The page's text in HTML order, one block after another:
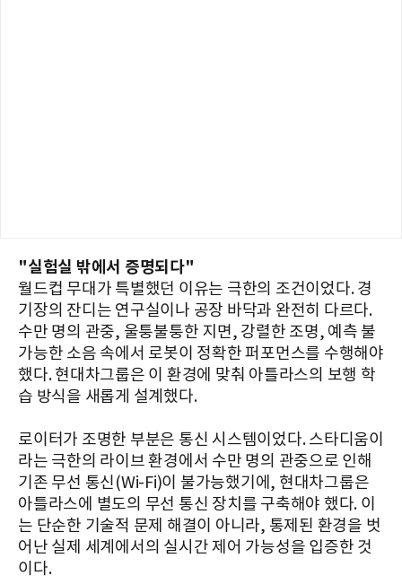
"실험실 밖에서 증명되다"
월드컵 무대가 특별했던 이유는 극한의 조건이었다. 경
기장의 잔디는 연구실이나 공장 바닥과 완전히 다르다.
수만 명의 관중, 울퉁불퉁한 지면, 강렬한 조명, 예측 불
가능한 소음 속에서 로봇이 정확한 퍼포먼스를 수행해야
했다. 현대차그룹은 이 환경에 맞춰 아틀라스의 보행 학
습 방식을 새롭게 설계했다.
로이터가 조명한 부분은 통신 시스템이었다. 스타디움이
라는 극한의 라이브 환경에서 수만 명의 관중으로 인해
기존 무선 통신(Wi-Fi)이 불가능했기에, 현대차그룹은
아틀라스에 별도의 무선 통신 장치를 구축해야 했다. 이
는 단순한 기술적 문제 해결이 아니라, 통제된 환경을 벗
어난 실제 세계에서의 실시간 제어 가능성을 입증한 것
이다.